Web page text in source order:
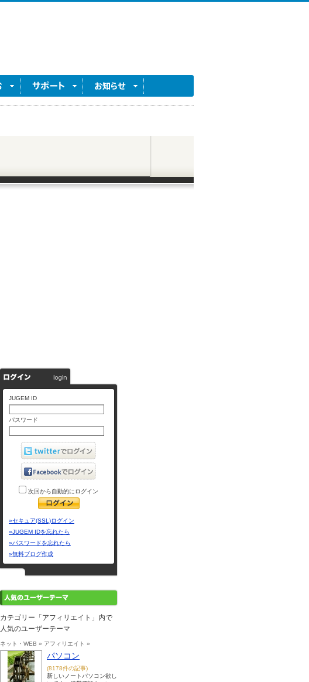
JUGEM ID
パスワード
次回から自動的にログイン
»セキュア(SSL)ログイン
»JUGEM IDを忘れたら
»パスワードを忘れたら
»無料ブログ作成
カテゴリー「アフィリエイト」内で
人気のユーザーテーマ
ネット・WEB » アフィリエイト »
パソコン
(8178件の記事)
新しいノートパソコン欲し